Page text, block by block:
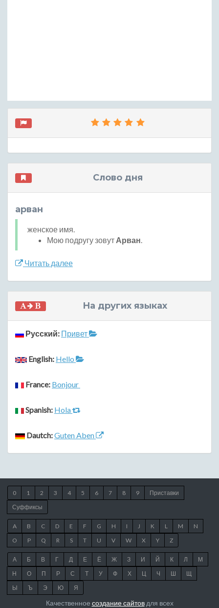
Слово дня
арван
женское имя.
Мою подругу зовут Арван.
Читать далее
На других языках
Русский: Привет
English: Hello
France: Bonjour
Spanish: Hola
Dautch:Guten Aben
0 1 2 3 4 5 6 7 8 9
Приставки
Суффиксы
A B C D E F G H I J K L M
N
O
P Q R S T U V W X Y Z
А Б В Г Д Е Ё Ж З И Й К Л
М
Н
О П Р С Т У Ф Х Ц Ч Ш
Щ
Ы
Ъ Э Ю Я
Качественное создание сайтовдля всех